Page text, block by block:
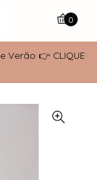
Verão 👉 CLIQUE
0